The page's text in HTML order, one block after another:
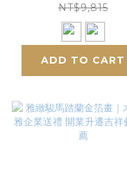
推薦
NT$9,815
ADD TO CART